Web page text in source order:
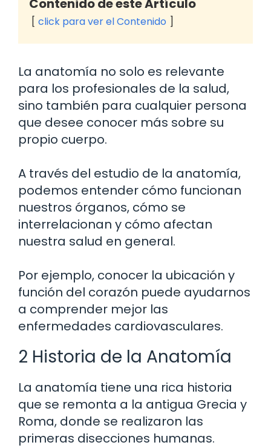
Contenido de este Artículo
click para ver el Contenido
La anatomía no solo es relevante
para los profesionales de la salud,
sino también para cualquier persona
que desee conocer más sobre su
propio cuerpo.
A través del estudio de la anatomía,
podemos entender cómo funcionan
nuestros órganos, cómo se
interrelacionan y cómo afectan
nuestra salud en general.
Por ejemplo, conocer la ubicación y
función del corazón puede ayudarnos
a comprender mejor las
enfermedades cardiovasculares.
2 Historia de la Anatomía
La anatomía tiene una rica historia
que se remonta a la antigua Grecia y
Roma, donde se realizaron las
primeras disecciones humanas.